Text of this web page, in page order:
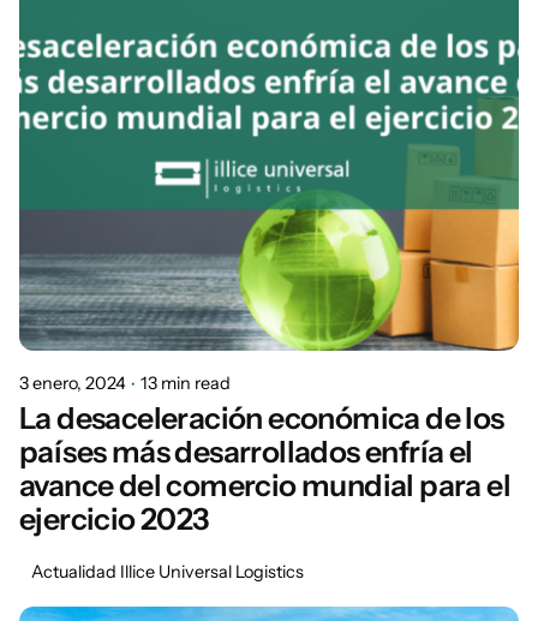
3 enero, 2024 13 min read
La desaceleración económica de los
países más desarrollados enfría el
avance del comercio mundial para el
ejercicio 2023
Actualidad Illice Universal Logistics